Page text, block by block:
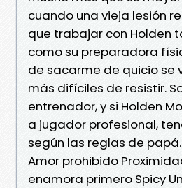
cuando una vieja lesión
que trabajar con Holden
como su preparadora
de sacarme de quicio se
más difíciles de resistir.
entrenador, y si Holden
a jugador profesional,
según las reglas de
Amor prohibido
enamora primero Spicy